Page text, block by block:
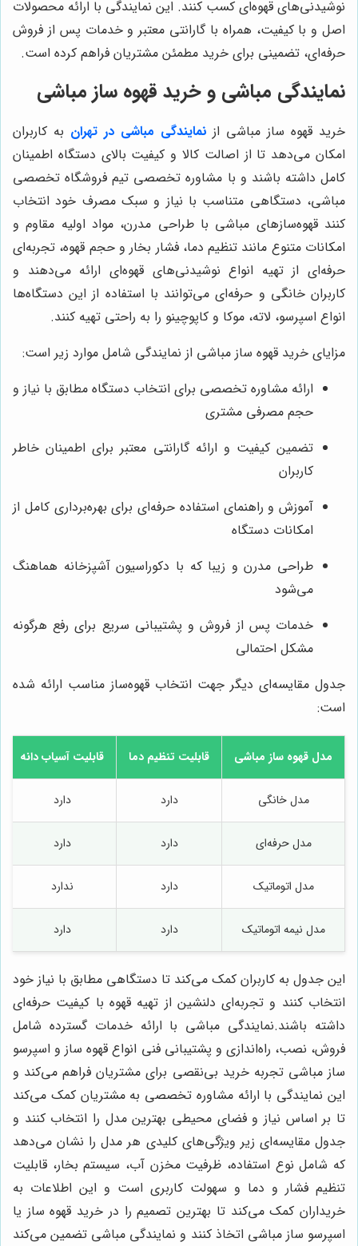
نوشیدنی‌های قهوه‌ای کسب کنند. این نمایندگی با ارائه محصولات
اصل و با کیفیت، همراه با گارانتی معتبر و خدمات پس از فروش
حرفه‌ای، تضمینی برای خرید مطمئن مشتریان فراهم کرده است.
نمایندگی مباشی و خرید قهوه ساز مباشی
خرید قهوه ساز مباشی از نمایندگی مباشی در تهران به کاربران
امکان می‌دهد تا از اصالت کالا و کیفیت بالای دستگاه اطمینان
کامل داشته باشند و با مشاوره تخصصی تیم فروشگاه تخصصی
مباشی، دستگاهی متناسب با نیاز و سبک مصرف خود انتخاب
کنند قهوه‌سازهای مباشی با طراحی مدرن، مواد اولیه مقاوم و
امکانات متنوع مانند تنظیم دما، فشار بخار و حجم قهوه، تجربه‌ای
حرفه‌ای از تهیه انواع نوشیدنی‌های قهوه‌ای ارائه می‌دهند و
کاربران خانگی و حرفه‌ای می‌توانند با استفاده از این دستگاه‌ها
انواع اسپرسو، لاته، موکا و کاپوچینو را به راحتی تهیه کنند.
مزایای خرید قهوه ساز مباشی از نمایندگی شامل موارد زیر است:
ارائه مشاوره تخصصی برای انتخاب دستگاه مطابق با نیاز و
حجم مصرفی مشتری
تضمین کیفیت و ارائه گارانتی معتبر برای اطمینان خاطر
کاربران
آموزش و راهنمای استفاده حرفه‌ای برای بهره‌برداری کامل از
امکانات دستگاه
طراحی مدرن و زیبا که با دکوراسیون آشپزخانه هماهنگ
می‌شود
خدمات پس از فروش و پشتیبانی سریع برای رفع هرگونه
مشکل احتمالی
جدول مقایسه‌ای دیگر جهت انتخاب قهوه‌ساز مناسب ارائه شده
است:
مدل قهوه ساز مباشی قابلیت تنظیم دما قابلیت آسیاب دانه
مدل خانگی دارد دارد
مدل حرفه‌ای دارد دارد
مدل اتوماتیک دارد ندارد
مدل نیمه اتوماتیک دارد دارد
این جدول به کاربران کمک می‌کند تا دستگاهی مطابق با نیاز خود
انتخاب کنند و تجربه‌ای دلنشین از تهیه قهوه با کیفیت حرفه‌ای
داشته باشند.نمایندگی مباشی با ارائه خدمات گسترده شامل
فروش، نصب، راه‌اندازی و پشتیبانی فنی انواع قهوه ساز و اسپرسو
ساز مباشی تجربه خرید بی‌نقصی برای مشتریان فراهم می‌کند و
این نمایندگی با ارائه مشاوره تخصصی به مشتریان کمک می‌کند
تا بر اساس نیاز و فضای محیطی بهترین مدل را انتخاب کنند و
جدول مقایسه‌ای زیر ویژگی‌های کلیدی هر مدل را نشان می‌دهد
که شامل نوع استفاده، ظرفیت مخزن آب، سیستم بخار، قابلیت
تنظیم فشار و دما و سهولت کاربری است و این اطلاعات به
خریداران کمک می‌کند تا بهترین تصمیم را در خرید قهوه ساز یا
اسپرسو ساز مباشی اتخاذ کنند و نمایندگی مباشی تضمین می‌کند